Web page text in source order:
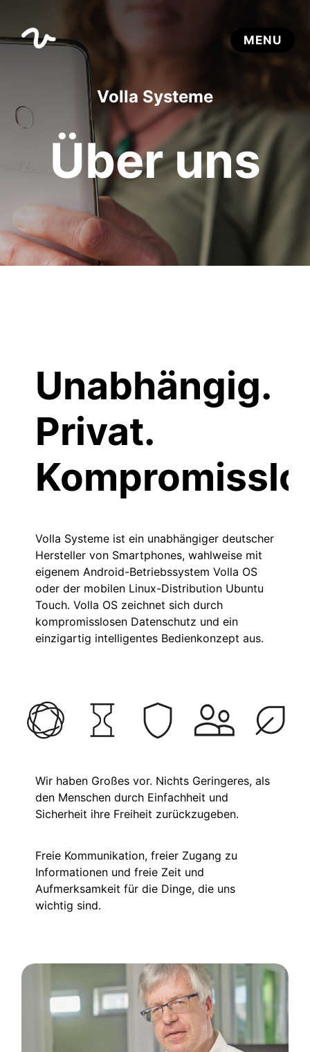
Volla Systeme
Über uns
Unabhängig.
Privat.
Volla Systeme ist ein unabhängiger deutscher
Hersteller von Smartphones, wahlweise mit
eigenem Android-Betriebssystem Volla OS
oder der mobilen Linux-Distribution Ubuntu
Touch. Volla OS zeichnet sich durch
kompromisslosen Datenschutz und ein
einzigartig intelligentes Bedienkonzept aus.
Wir haben Großes vor. Nichts Geringeres, als
den Menschen durch Einfachheit und
Sicherheit ihre Freiheit zurückzugeben.
Freie Kommunikation, freier Zugang zu
Informationen und freie Zeit und
Aufmerksamkeit für die Dinge, die uns
wichtig sind.